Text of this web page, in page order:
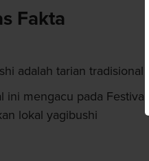
Fakta
adalah tarian tradisional
ini mengacu pada
lokal yagibushi